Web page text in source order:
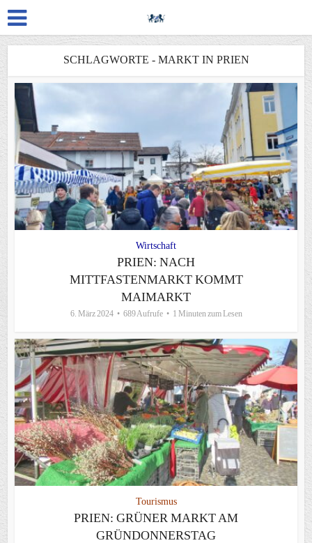
SCHLAGWORTE - MARKT IN PRIEN
Wirtschaft
PRIEN: NACH
MITTFASTENMARKT KOMMT
MAIMARKT
6. März 2024 689 Aufrufe 1 Minuten zum Lesen
Tourismus
PRIEN: GRÜNER MARKT AM
GRÜNDONNERSTAG